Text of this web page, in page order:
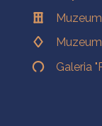
Galeria